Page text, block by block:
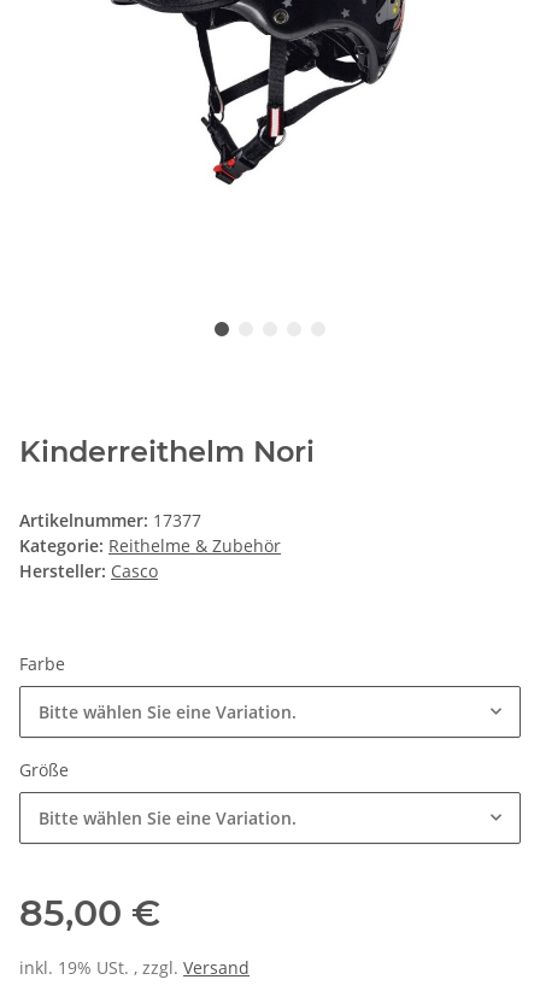
Kinderreithelm Nori
Artikelnummer: 17377
Kategorie: Reithelme & Zubehör
Hersteller: Casco
Farbe
Bitte wählen Sie eine Variation.
Größe
Bitte wählen Sie eine Variation.
85,00 €
inkl. 19% USt. , zzgl. Versand